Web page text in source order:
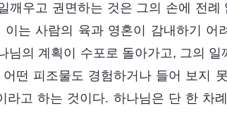
깨우고 권면하는 것은 그의 손에 전례
는 사람의 육과 영혼이 감내하기 어
님의 계획이 수포로 돌아가고, 그의
떤 피조물도 경험하거나 들어 보지
라고 하는 것이다. 하나님은 단 한 차